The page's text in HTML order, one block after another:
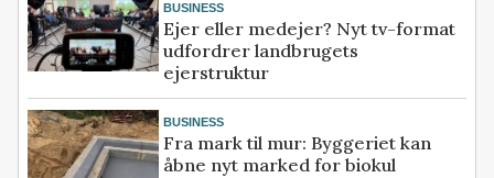
BUSINESS
Ejer eller medejer? Nyt tv-format
udfordrer landbrugets
ejerstruktur
BUSINESS
Fra mark til mur: Byggeriet kan
åbne nyt marked for biokul